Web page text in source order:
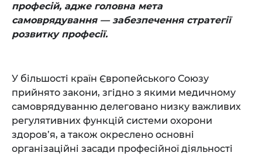
професій, адже головна мета
самоврядування — забезпечення стратегії
розвитку професії.
У більшості країн Європейського Союзу
прийнято закони, згідно з якими медичному
самоврядуванню делеговано низку важливих
регулятивних функцій системи охорони
здоров’я, а також окреслено основні
організаційні засади професійної діяльності